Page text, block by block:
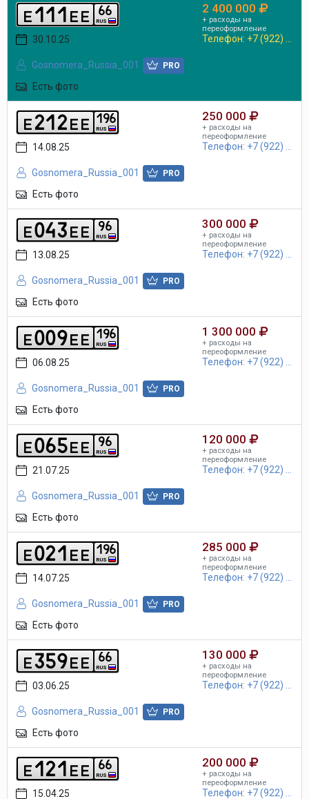
e111e e RUS
66
30.10.25
Gosnomera_Russia_001 PRO
Есть фото
2 400 000
+ расходы на
переоформление
Телефон: +7 (922) ...
e212e e RUS
196
14.08.25
Gosnomera_Russia_001 PRO
Есть фото
250 000
+ расходы на
переоформление
Телефон: +7 (922) ...
e043e e RUS
96
13.08.25
Gosnomera_Russia_001 PRO
Есть фото
300 000
+ расходы на
переоформление
Телефон: +7 (922) ...
e009e e RUS
196
06.08.25
Gosnomera_Russia_001 PRO
Есть фото
1 300 000
+ расходы на
переоформление
Телефон: +7 (922) ...
e065e e RUS
96
21.07.25
Gosnomera_Russia_001 PRO
Есть фото
120 000
+ расходы на
переоформление
Телефон: +7 (922) ...
e021e e RUS
196
14.07.25
Gosnomera_Russia_001 PRO
Есть фото
285 000
+ расходы на
переоформление
Телефон: +7 (922) ...
e359e e RUS
66
03.06.25
Gosnomera_Russia_001 PRO
Есть фото
130 000
+ расходы на
переоформление
Телефон: +7 (922) ...
e121e e RUS
66
15.04.25
200 000
+ расходы на
переоформление
Телефон: +7 (922) ...